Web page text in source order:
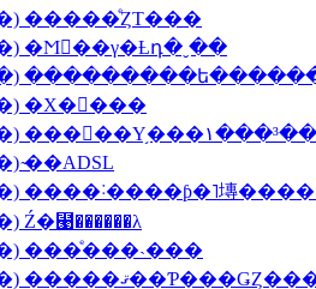
�����ͤȤΤ���
�Ϻ��γ�Ƚդ�ˬ��
�Х�󥿥���
��2004 02/05(��) ���󥳥��Υ֥���١���³��
̴��ADSL
Ź�⹩��̵����λ
���ͤ���˴���